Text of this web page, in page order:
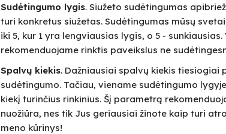
Sudėtingumo lygis. Siužeto sudėtingumas
turi konkretus siužetas. Sudėtingumas mūsų
iki 5, kur 1 yra lengviausias lygis, o 5 - sunkiausias.
rekomenduojame rinktis paveikslus ne
Spalvų kiekis. Dažniausiai spalvų kiekis tiesiogiai
sudėtingumo. Tačiau, viename sudėtingumo
kiekį turinčius rinkinius. Šį parametrą
nuožiūra, nes tik Jus geriausiai žinote kaip turi
meno kūrinys!